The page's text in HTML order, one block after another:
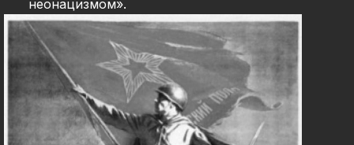
неонацизмом».